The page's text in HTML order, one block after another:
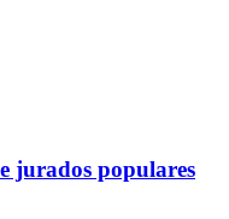
jurados populares